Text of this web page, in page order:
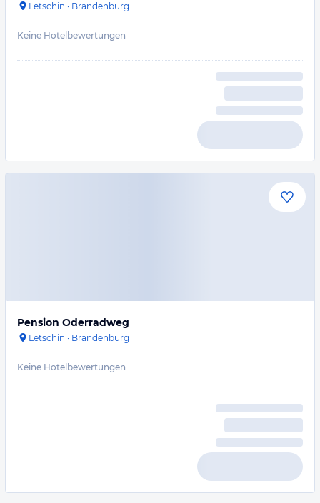
Letschin · Brandenburg
Keine Hotelbewertungen
Pension Oderradweg
Letschin · Brandenburg
Keine Hotelbewertungen